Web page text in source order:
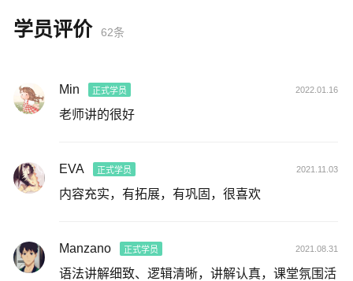
学员评价 62条
Min 正式学员 2022.01.16
老师讲的很好
EVA 正式学员 2021.11.03
内容充实，有拓展，有巩固，很喜欢
Manzano 正式学员 2021.08.31
语法讲解细致、逻辑清晰，讲解认真，课堂氛围活